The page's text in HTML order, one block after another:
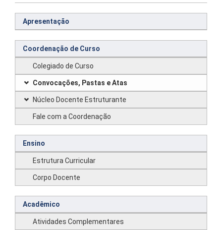
Apresentação
Coordenação de Curso
Colegiado de Curso
Convocações, Pastas e Atas
Núcleo Docente Estruturante
Fale com a Coordenação
Ensino
Estrutura Curricular
Corpo Docente
Acadêmico
Atividades Complementares